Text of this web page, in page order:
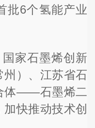
批6个氢能产业
国家石墨烯创新
）、江苏省石
体——石墨烯二
快推动技术创